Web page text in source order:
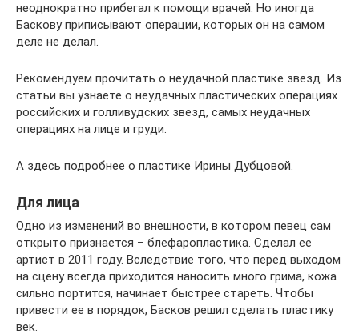
неоднократно прибегал к помощи врачей. Но иногда
Баскову приписывают операции, которых он на самом
деле не делал.
Рекомендуем прочитать о неудачной пластике звезд. Из
статьи вы узнаете о неудачных пластических операциях
российских и голливудских звезд, самых неудачных
операциях на лице и груди.
А здесь подробнее о пластике Ирины Дубцовой.
Для лица
Одно из изменений во внешности, в котором певец сам
открыто признается – блефаропластика. Сделал ее
артист в 2011 году. Вследствие того, что перед выходом
на сцену всегда приходится наносить много грима, кожа
сильно портится, начинает быстрее стареть. Чтобы
привести ее в порядок, Басков решил сделать пластику
век.